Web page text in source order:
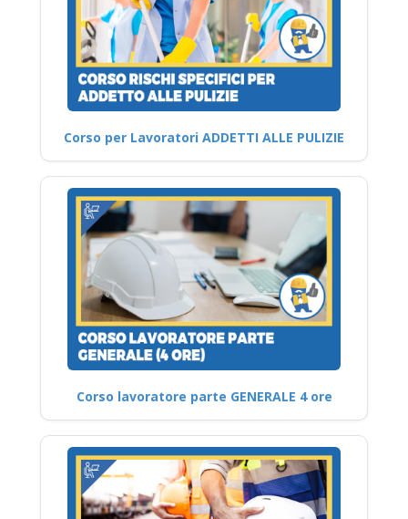
Corso per Lavoratori ADDETTI ALLE PULIZIE
Corso lavoratore parte GENERALE 4 ore